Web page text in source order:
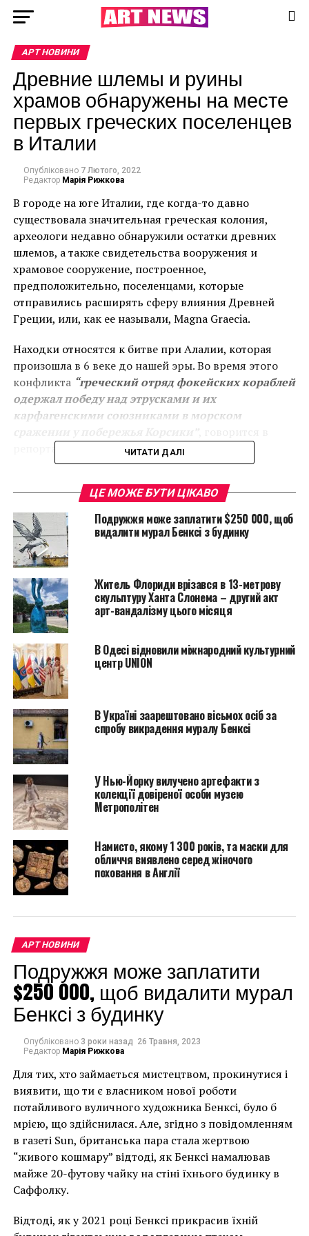
АРТ НОВИНИ
Древние шлемы и руины
храмов обнаружены на месте
первых греческих поселенцев
в Италии
Опубліковано 7 Лютого, 2022
Редактор Марія Рижкова
В городе на юге Италии, где когда-то давно
существовала значительная греческая колония,
археологи недавно обнаружили остатки древних
шлемов, а также свидетельства вооружения и
храмовое сооружение, построенное,
предположительно, поселенцами, которые
отправились расширять сферу влияния Древней
Греции, или, как ее называли, Magna Graecia.
Находки относятся к битве при Алалии, которая
произошла в 6 веке до нашей эры. Во время этого
конфликта “греческий отряд фокейских кораблей
одержал победу над этрусками и их
карфагенскими союзниками в морском
репортаже газеты The Guardian.
В ходе раскопок в Велиа в итальянском регионе
Кампания также были найдены остатки стен храмов
и вазы.
В cdjtv пресс-релизе Дарио Франческини, министр
культуры Италии, назвал остатки храма частью
“древнейшего архаического храма,
посвященного Афине на акрополе Элея-Велия”
добавив:
“Важно продолжать
уверенно
инвестировать в
археологические
исследования,
которые не
перестают
возвращать важные
фрагменты истории
Средиземноморья”.
Находки относятся к самым ранним годам
существования города, основанного около 540 года
до н.э. переселенцами из Малой Азии – фокейцами.
Как заявило Министерство культуры Италии,
“учитывая важные результаты новых
исследований, будут запланированы новые
изыскания… для реконструкции истории
греческой колонии”.
ЧИТАТИ ДАЛІ
ЦЕ МОЖЕ БУТИ ЦІКАВО
Подружжя може заплатити $250 000, щоб
видалити мурал Бенксі з будинку
Житель Флориди врізався в 13-метрову
скульптуру Ханта Слонема – другий акт
арт-вандалізму цього місяця
В Одесі відновили міжнародний культурний
центр UNION
В Україні заарештовано вісьмох осіб за
спробу викрадення муралу Бенксі
У Нью-Йорку вилучено артефакти з
колекції довіреної особи музею
Метрополітен
Намисто, якому 1 300 років, та маски для
обличчя виявлено серед жіночого
поховання в Англії
АРТ НОВИНИ
Подружжя може заплатити
$250 000, щоб видалити мурал
Бенксі з будинку
Опубліковано 3 роки назад 26 Травня, 2023
Редактор Марія Рижкова
Для тих, хто займається мистецтвом, прокинутися і
виявити, що ти є власником нової роботи
потайливого вуличного художника Бенксі, було б
мрією, що здійснилася. Але, згідно з повідомленням
в газеті Sun, британська пара стала жертвою
“живого кошмару” відтоді, як Бенксі намалював
майже 20-футову чайку на стіні їхнього будинку в
Саффолку.
Відтоді, як у 2021 році Бенксі прикрасив їхній